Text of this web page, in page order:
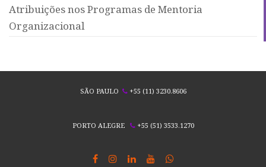
Atribuições nos Programas de Mentoria
Organizacional
SÃO PAULO +55 (11) 3230.8606
PORTO ALEGRE +55 (51) 3533.1270